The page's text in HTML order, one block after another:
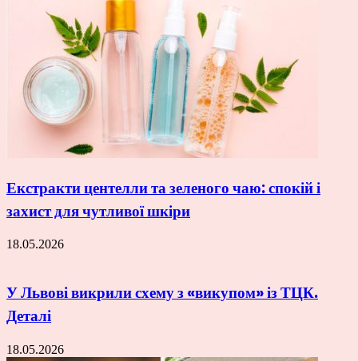
Екстракти центелли та зеленого чаю: спокій і
захист для чутливої шкіри
18.05.2026
У Львові викрили схему з «викупом» із ТЦК.
Деталі
18.05.2026